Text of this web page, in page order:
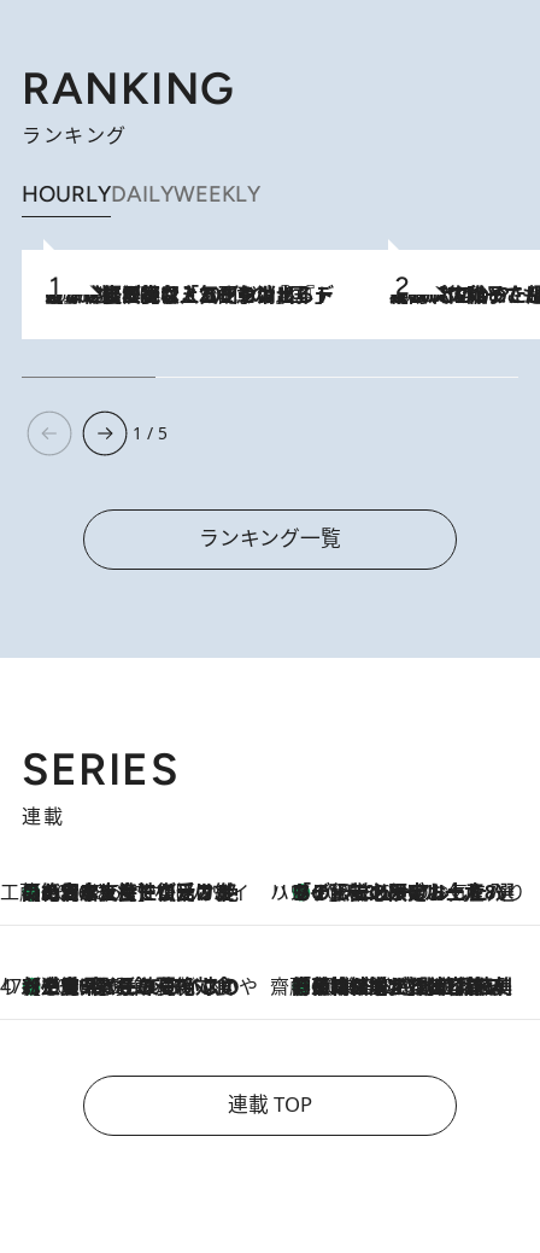
RANKING
ランキング
HOURLYDAILYWEEKLY
2026.8.5
【なぜ吉沢亮は「気配を消せる」のか？】興行収入208億の『国宝』を経て挑むミュージカル『ディア・エヴァン・ハンセン』。トップ俳優が舞台上でさらけ出した“孤独”とは 2026.8.5
【阿川佐和子さんの年とる力】なぜ70代で始めた趣味は“こんなに楽しい”のか？ ピアノ、俳句…スランプに陥っても続けられる“ある秘訣”とは
1 / 5
ランキング一覧
SERIES
連載
工藤まやのおもてなしハワイ
2026.8.6
【ハワイ土産】ローカルの絶大な支持で復活！ 絶品の幻クッキー《元ファンの日本人女性が受け継いだ名店》 ハワイ賢者 リサのお気に入りリスト2026.8.6
あの伝説の限定トートも！ リニューアルした「ディーン＆デルーカ ハワイ」で必須のお土産8選
47都道府県の手みやげ ひんやりスイーツで夏を満喫
2026.8.6
【三重県】この夏絶対食べたい 冷やしておいしいおやつ3選 お餅×アイスの新感覚スイーツ 齋藤 薫 美容脳ルネサンス
2026.8.6
「荷物が増えるほど旅ストレスは増す」美容ジャーナリストがたどり着いた最終結論。“化粧品を劇的に減らす”感動の凝縮美容とは
連載 TOP